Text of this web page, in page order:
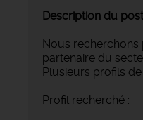
Description du
Nous
partenaire du
Plusieurs profils
Profil recherché :